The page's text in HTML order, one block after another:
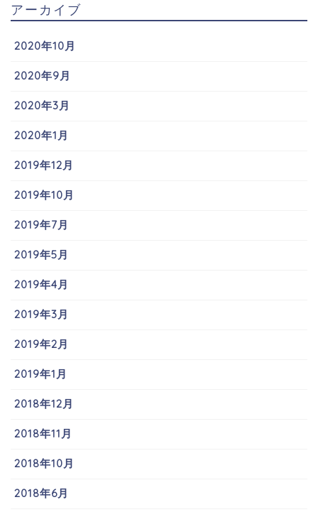
アーカイブ
2020年10月
2020年9月
2020年3月
2020年1月
2019年12月
2019年10月
2019年7月
2019年5月
2019年4月
2019年3月
2019年2月
2019年1月
2018年12月
2018年11月
2018年10月
2018年6月